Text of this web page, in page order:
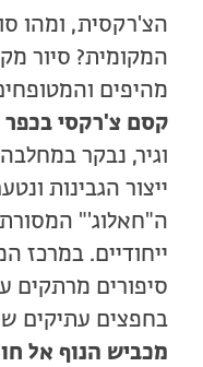
הצ'רקסית, ומהו
המקומית? סיור
מהיפים
קסם צ'רקסי
וגיר, נבקר
ייצור הגבינות
ה"חאלוג'"
ייחודיים. במרכז
סיפורים מרתקים
בחפצים עתיקים
מכביש הנוף אל